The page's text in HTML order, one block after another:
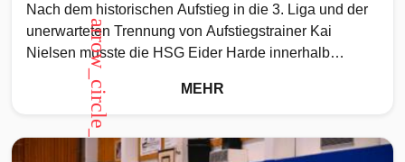
Nach dem historischen Aufstieg in die 3. Liga und der
unerwarteten Trennung von Aufstiegstrainer Kai
Nielsen musste die HSG Eider Harde innerhalb
kürzester Zeit eine
arrow_circle_up MEHR